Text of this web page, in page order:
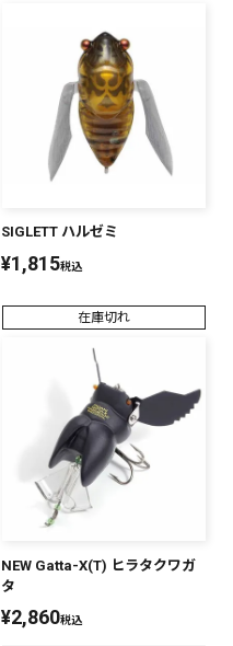
全て
SIGLETT ハルゼミ
¥1,815税込
在庫切れ
NEW Gatta-X(T) ヒラタクワガ
タ
¥2,860税込